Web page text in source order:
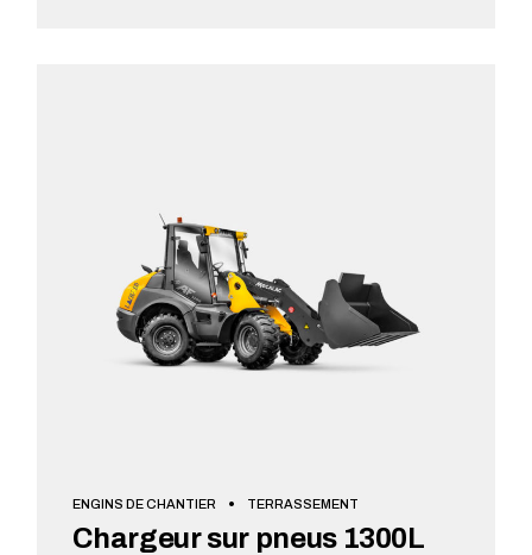
ENGINS DE CHANTIER TERRASSEMENT
Chargeur sur pneus 1300L